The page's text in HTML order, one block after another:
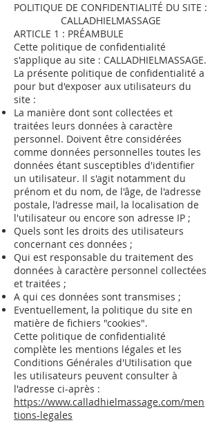
POLITIQUE DE CONFIDENTIALITÉ DU SITE :
CALLADHIELMASSAGE
ARTICLE 1 : PRÉAMBULE
Cette politique de confidentialité
s'applique au site : CALLADHIELMASSAGE.
La présente politique de confidentialité a
pour but d'exposer aux utilisateurs du
site :
La manière dont sont collectées et
traitées leurs données à caractère
personnel. Doivent être considérées
comme données personnelles toutes les
données étant susceptibles d'identifier
un utilisateur. Il s'agit notamment du
prénom et du nom, de l'âge, de l'adresse
postale, l'adresse mail, la localisation de
l'utilisateur ou encore son adresse IP ;
Quels sont les droits des utilisateurs
concernant ces données ;
Qui est responsable du traitement des
données à caractère personnel collectées
et traitées ;
A qui ces données sont transmises ;
Eventuellement, la politique du site en
matière de fichiers "cookies".
Cette politique de confidentialité
complète les mentions légales et les
Conditions Générales d'Utilisation que
les utilisateurs peuvent consulter à
l'adresse ci-après :
https://www.calladhielmassage.com/men
tions-legales